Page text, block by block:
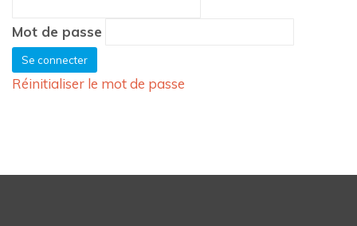
Mot de passe
Réinitialiser le mot de passe